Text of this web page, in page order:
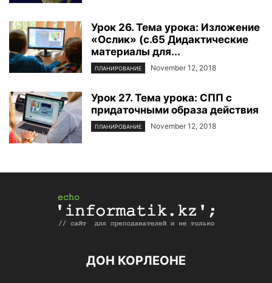
Урок 26. Тема урока: Изложение
«Ослик» (с.65 Дидактические
материалы для...
ПЛАНИРОВАНИЕ November 12, 2018
Урок 27. Тема урока: СПП с
придаточными образа действия
ПЛАНИРОВАНИЕ November 12, 2018
ДОН КОРЛЕОНЕ